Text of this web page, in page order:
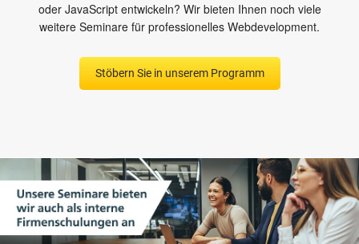
oder JavaScript entwickeln? Wir bieten Ihnen noch viele
weitere Seminare für professionelles Webdevelopment.
Stöbern Sie in unserem Programm